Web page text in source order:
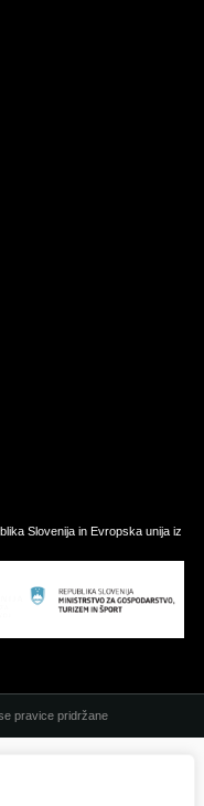
Slovenija in Evropska unija iz
pravice pridržane